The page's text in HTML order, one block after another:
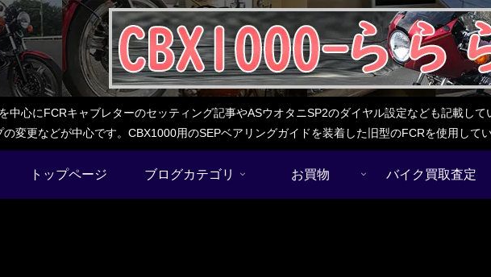
中心にFCRキャブレターのセッティング記事やASウオタニSP2のダイヤル設定なども記載し
の変更などが中心です。CBX1000用のSEPベアリングガイドを装着した旧型のFCRを使用し
トップページ ブログカテゴリ お買物 バイク買取査定